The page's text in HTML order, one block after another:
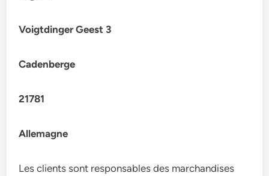
Voigtdinger Geest 3
Cadenberge
21781
Allemagne
Les clients sont responsables des marchandises